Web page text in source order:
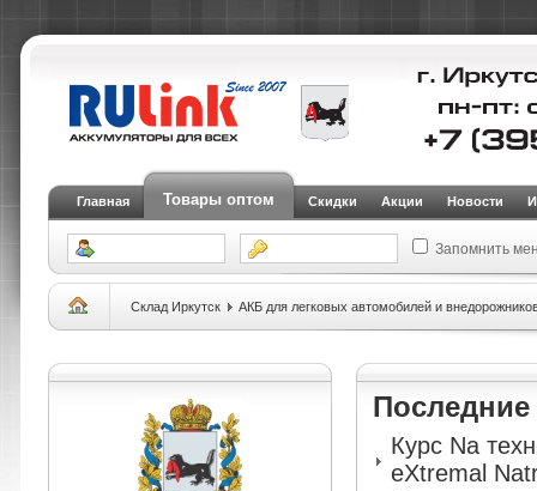
Главная Товары оптом Скидки Акции Новости
Запомнить
Склад Иркутск АКБ для легковых автомобилей и
Последние
Курс Na
eXtremal